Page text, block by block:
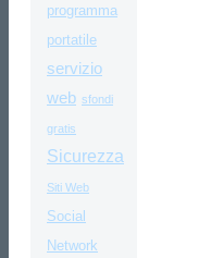
programma
portatile
servizio
web sfondi
gratis
Sicurezza
Siti Web
Social
Network